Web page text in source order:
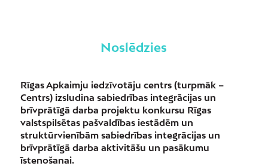
Noslēdzies
Rīgas Apkaimju iedzīvotāju centrs (turpmāk –
Centrs) izsludina sabiedrības integrācijas un
brīvprātīgā darba projektu konkursu Rīgas
valstspilsētas pašvaldības iestādēm un
struktūrvienībām sabiedrības integrācijas un
brīvprātīgā darba aktivitāšu un pasākumu
īstenošanai.